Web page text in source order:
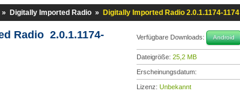
» Digitally Imported Radio » Digitally Imported Radio 2.0.1.1174-1174
Radio 2.0.1.1174-
Verfügbare Downloads: Android
Dateigröße: 25,2 MB
Erscheinungsdatum:
Lizenz: Unbekannt